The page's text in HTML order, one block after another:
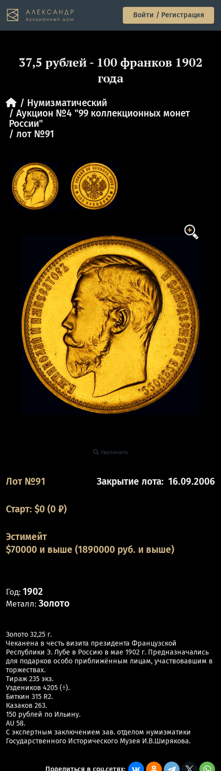
Войти / Регистрация
37,5 рублей - 100 франков 1902
года
Нумизматический
Аукцион №4 "99 коллекционных монет
России"
лот №91
Увеличить
Лот №91 Закрытие лота: 16.09.2006
Старт: $0(0 ₽)
Эстимейт
$70000 и выше (1890000 руб. и выше)
Год: 1902
Металл: Золото
Золото 32,25 г.
Чеканена в честь визита президента Французской
Республики Э. Лубе в Россию в мае 1902 г. Предназначались
для подарков особо приближённым лицам, участвовавшим в
торжествах.
Тираж 235 экз.
Уздеников 4205 (÷).
Биткин 315 R2.
Казаков 263.
150 рублей по Ильину.
AU 58.
С экспертным заключением зав. отделом нумизматики
Государственного Исторического Музея И.В.Ширякова.
Поделиться в соц.сетях: